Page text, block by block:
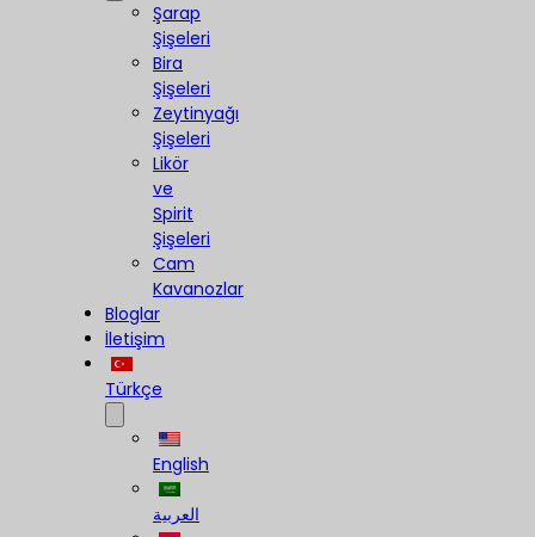
Şarap
Şişeleri
Bira
Şişeleri
Zeytinyağı
Şişeleri
Likör
ve
Spirit
Şişeleri
Cam
Kavanozlar
Bloglar
İletişim
Türkçe
English
العربية